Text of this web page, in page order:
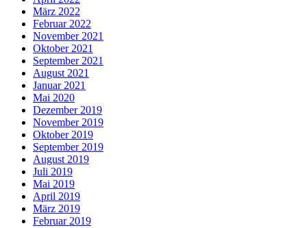
März 2022
Februar 2022
November 2021
Oktober 2021
September 2021
August 2021
Januar 2021
Mai 2020
Dezember 2019
November 2019
Oktober 2019
September 2019
August 2019
Juli 2019
Mai 2019
April 2019
März 2019
Februar 2019